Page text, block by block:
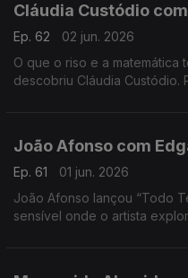
Cláudia Custódio
Ep. 62
02 jun. 2026
O que o riso e a matemática
descobriu Cláudia Custódio.
João Afonso com
Ep. 61
01 jun. 2026
João Afonso lançou “Todo
sensível onde o artista